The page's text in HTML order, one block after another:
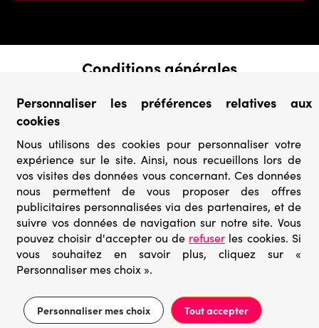
Prix conseillé 13,95€
4,19€ Ajouter au panier
Conditions générales
› Conditions d’utilisation
› Confidentialité & Protection des Données
Catégories
› Marques
› Derniers arrivages
› Puzzles mystères
› Prix minis
© Go-puzzle.fr 2026 – Tous droits réservés
Personnaliser les préférences relatives aux
cookies
Nous utilisons des cookies pour personnaliser votre
expérience sur le site. Ainsi, nous recueillons lors de
vos visites des données vous concernant. Ces données
nous permettent de vous proposer des offres
publicitaires personnalisées via des partenaires, et de
suivre vos données de navigation sur notre site. Vous
pouvez choisir d'accepter ou de refuser les cookies. Si
vous souhaitez en savoir plus, cliquez sur «
Personnaliser mes choix ».
Personnaliser mes choix Tout accepter